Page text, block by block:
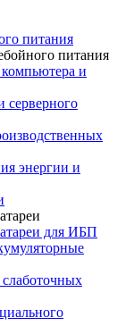
питания
питания
и
серверного
энергии и
для ИБП